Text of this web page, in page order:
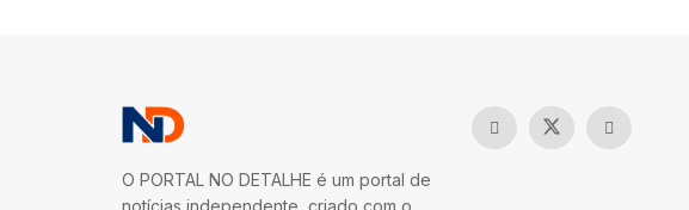
O PORTAL NO DETALHE é um portal de
notícias independente, criado com o